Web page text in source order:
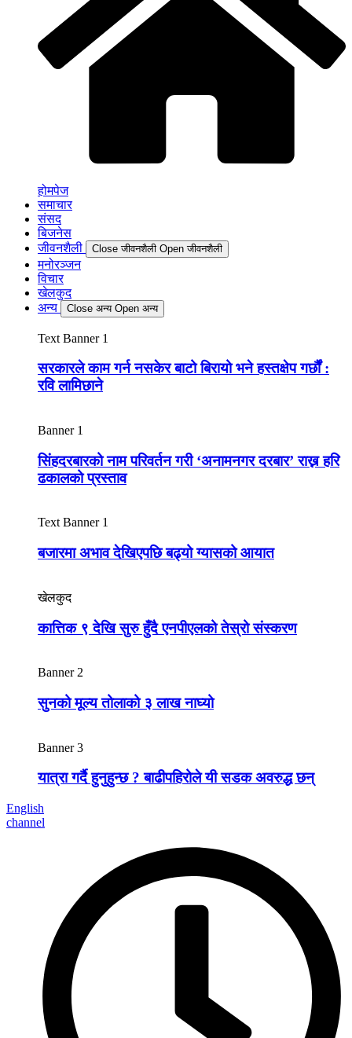
होमपेज
समाचार
संसद
बिजनेस
जीवनशैली
Close जीवनशैली Open जीवनशैली
मनोरञ्जन
विचार
खेलकुद
अन्य
Close अन्य Open अन्य
Text Banner 1
सरकारले काम गर्न नसकेर बाटो बिरायो भने हस्तक्षेप गर्छौं :
रवि लामिछाने
Banner 1
सिंहदरबारको नाम परिवर्तन गरी ‘अनामनगर दरबार’ राख्न हरि
ढकालको प्रस्ताव
Text Banner 1
बजारमा अभाव देखिएपछि बढ्यो ग्यासको आयात
खेलकुद
कात्तिक ९ देखि सुरु हुँदै एनपीएलको तेस्रो संस्करण
Banner 2
सुनको मूल्य तोलाको ३ लाख नाघ्यो
Banner 3
यात्रा गर्दै हुनुहुन्छ ? बाढीपहिरोले यी सडक अवरुद्ध छन्
English
channel